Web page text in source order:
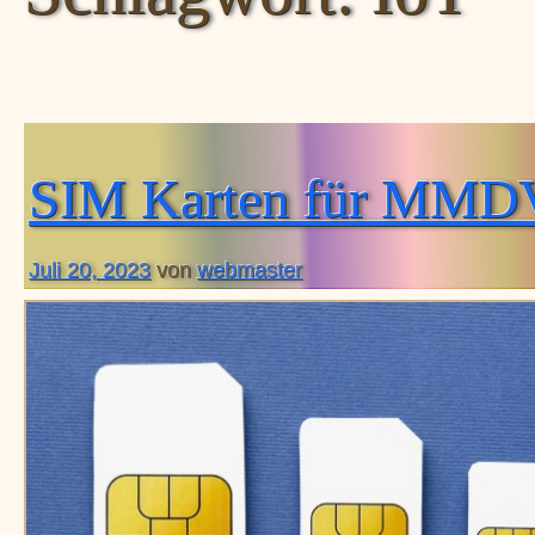
SIM Karten für
Juli 20, 2023 vonwebmaster